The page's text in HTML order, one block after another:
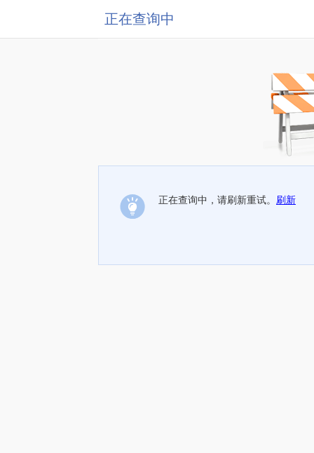
正在查询中
正在查询中，请刷新重试。 刷新